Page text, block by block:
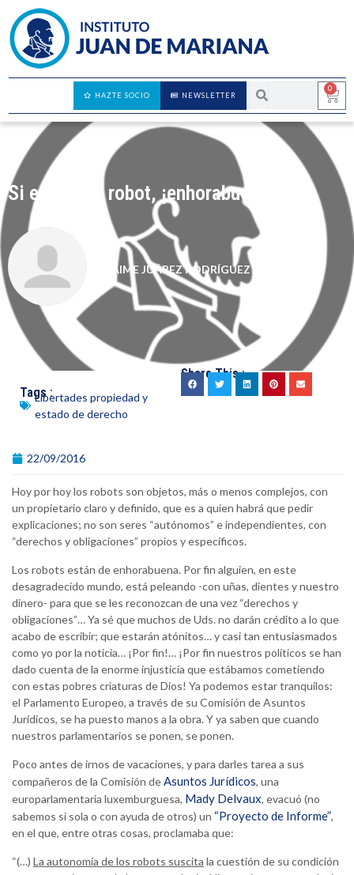
0
NEWSLETTER
HAZTE SOCIO
Si es Ud. un robot, ¡enhorabuena!
JAIME JUÁREZ RODRÍGUEZ
Tags :
Libertades propiedad y
estado de derecho
Share This :
22/09/2016
Hoy por hoy los robots son objetos, más o menos complejos, con
un propietario claro y definido, que es a quien habrá que pedir
explicaciones; no son seres “autónomos” e independientes, con
“derechos y obligaciones” propios y específicos.
Los robots están de enhorabuena. Por fin alguien, en este
desagradecido mundo, está peleando -con uñas, dientes y nuestro
dinero- para que se les reconozcan de una vez “derechos y
obligaciones”… Ya sé que muchos de Uds. no darán crédito a lo que
acabo de escribir; que estarán atónitos… y casi tan entusiasmados
como yo por la noticia… ¡Por fin!… ¡Por fin nuestros políticos se han
dado cuenta de la enorme injusticia que estábamos cometiendo
con estas pobres criaturas de Dios! Ya podemos estar tranquilos:
el Parlamento Europeo, a través de su Comisión de Asuntos
Jurídicos, se ha puesto manos a la obra. Y ya saben que cuando
nuestros parlamentarios se ponen, se ponen.
Poco antes de irnos de vacaciones, y para darles tarea a sus
compañeros de la Comisión deAsuntos Jurídicos, una
europarlamentaria luxemburguesa, Mady Delvaux, evacuó (no
sabemos si sola o con ayuda de otros) un “Proyecto de Informe”,
en el que, entre otras cosas, proclamaba que:
“(…) La autonomía de los robots suscita la cuestión de su condición